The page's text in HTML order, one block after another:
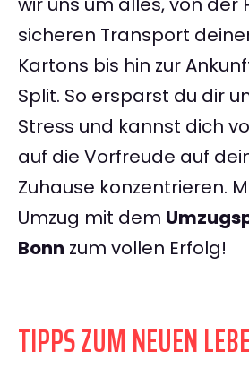
sicheren Transport
Kartons bis hin zur
Split. So ersparst du dir
Stress und kannst dich
auf die Vorfreude auf
Zuhause konzentrieren.
Umzug mit dem
Bonn zum vollen Erfolg!
TIPPS ZUM NEUEN